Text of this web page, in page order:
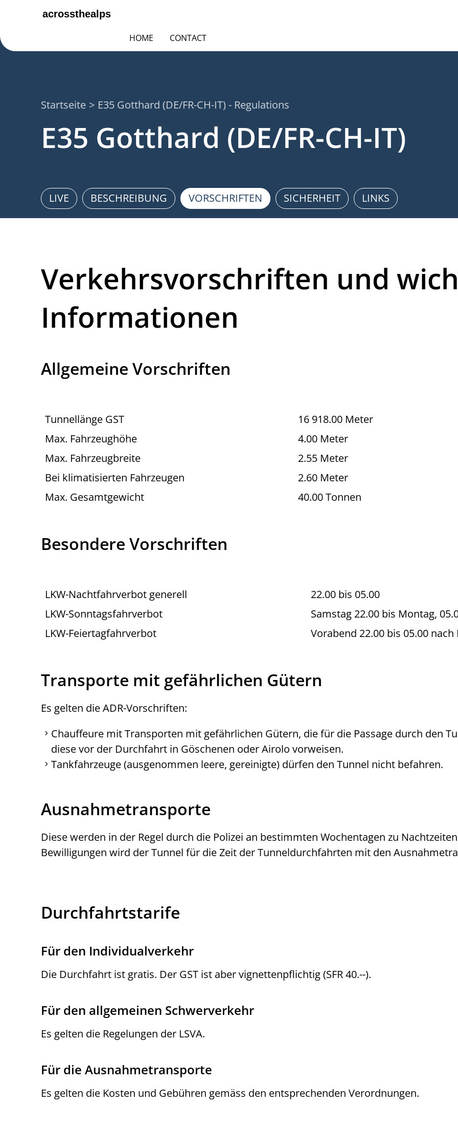
HOME CONTACT
Startseite E35 Gotthard (DE/FR-CH-IT) - Regulations
E35 Gotthard (DE/FR-CH-IT)
LIVE BESCHREIBUNG VORSCHRIFTEN SICHERHEIT LINKS
Verkehrsvorschriften und
Informationen
Allgemeine Vorschriften
Tunnellänge GST
16 918.00 Meter
Max. Fahrzeughöhe
4.00 Meter
Max. Fahrzeugbreite
2.55 Meter
Bei klimatisierten Fahrzeugen
2.60 Meter
Max. Gesamtgewicht
40.00 Tonnen
Besondere Vorschriften
LKW-Nachtfahrverbot generell
22.00 bis 05.00
LKW-Sonntagsfahrverbot
Samstag 22.00 bis Montag,
LKW-Feiertagfahrverbot
Vorabend 22.00 bis 05.00 nach
Transporte mit gefährlichen Gütern
Es gelten die ADR-Vorschriften:
Chauffeure mit Transporten mit gefährlichen Gütern, die für die Passage durch den
diese vor der Durchfahrt in Göschenen oder Airolo vorweisen.
Tankfahrzeuge (ausgenommen leere, gereinigte) dürfen den Tunnel nicht befahren.
Ausnahmetransporte
Diese werden in der Regel durch die Polizei an bestimmten Wochentagen zu
Bewilligungen wird der Tunnel für die Zeit der Tunneldurchfahrten mit den
Durchfahrtstarife
Für den Individualverkehr
Die Durchfahrt ist gratis. Der GST ist aber vignettenpflichtig (SFR 40.--).
Für den allgemeinen Schwerverkehr
Es gelten die Regelungen der LSVA.
Für die Ausnahmetransporte
Es gelten die Kosten und Gebühren gemäss den entsprechenden Verordnungen.